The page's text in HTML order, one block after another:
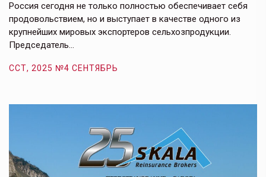
Россия сегодня не только полностью обеспечивает себя
продовольствием, но и выступает в качестве одного из
крупнейших мировых экспортеров сельхозпродукции.
Председатель…
ССТ, 2025 №4 СЕНТЯБРЬ